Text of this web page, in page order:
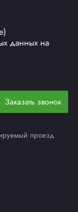
данных на
Заказать звонок
проезд